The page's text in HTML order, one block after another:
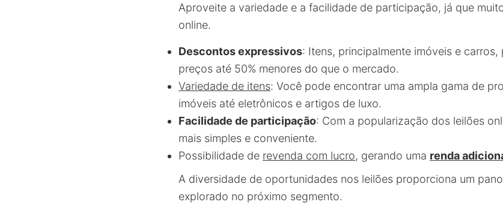
Aproveite a variedade e a facilidade de participação, já que
online.
Descontos expressivos: Itens, principalmente imóveis e
preços até 50% menores do que o mercado.
Variedade de itens: Você pode encontrar uma ampla gama de
imóveis até eletrônicos e artigos de luxo.
Facilidade de participação: Com a popularização dos leilões
mais simples e conveniente.
Possibilidade de revenda com lucro, gerando uma renda
A diversidade de oportunidades nos leilões proporciona um
explorado no próximo segmento.